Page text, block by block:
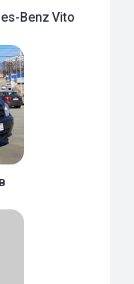
Benz Vito